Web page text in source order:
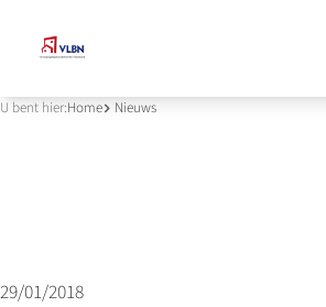
U bent hier:Home Nieuws
29/01/2018